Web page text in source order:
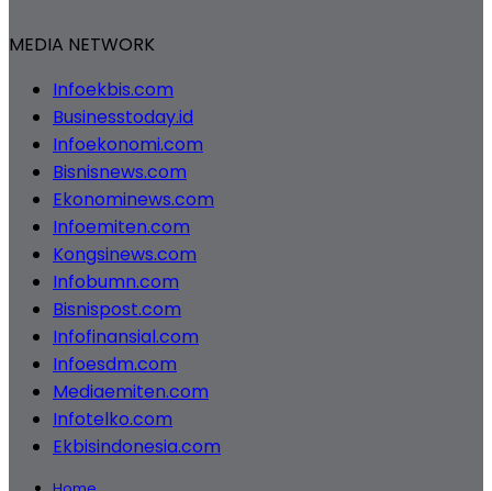
MEDIA NETWORK
Infoekbis.com
Businesstoday.id
Infoekonomi.com
Bisnisnews.com
Ekonominews.com
Infoemiten.com
Kongsinews.com
Infobumn.com
Bisnispost.com
Infofinansial.com
Infoesdm.com
Mediaemiten.com
Infotelko.com
Ekbisindonesia.com